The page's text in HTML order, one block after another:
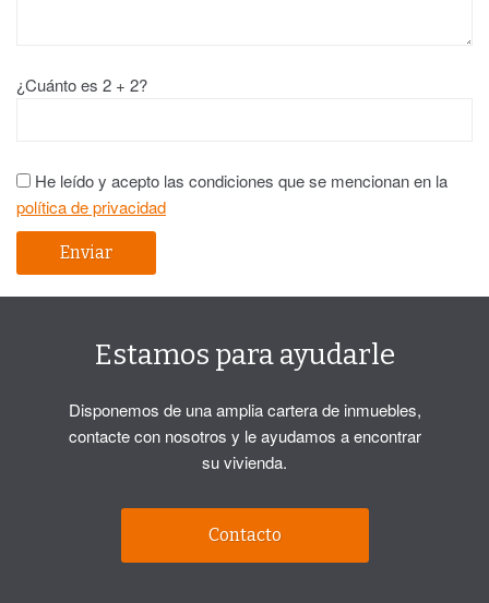
¿Cuánto es 2 + 2?
He leído y acepto las condiciones que se mencionan en la
política de privacidad
Estamos para ayudarle
Disponemos de una amplia cartera de inmuebles,
contacte con nosotros y le ayudamos a encontrar
su vivienda.
Contacto